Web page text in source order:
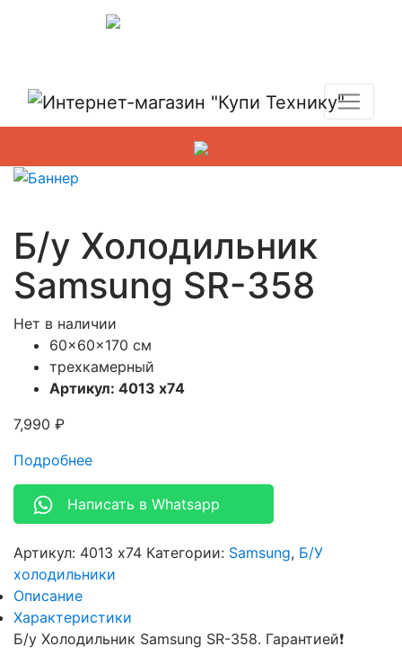
Б/у Холодильник
Samsung SR-358
Нет в наличии
60x60x170 см
трехкамерный
Артикул: 4013 x74
7,990 ₽
Подробнее
Написать в Whatsapp
Артикул: 4013 x74 Категории: Samsung, Б/У
холодильники
Описание
Характеристики
Б/у Холодильник Samsung SR-358. Гарантией❗